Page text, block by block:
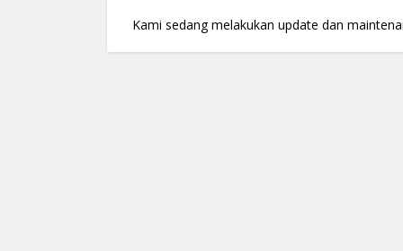
Kami sedang melakukan update dan